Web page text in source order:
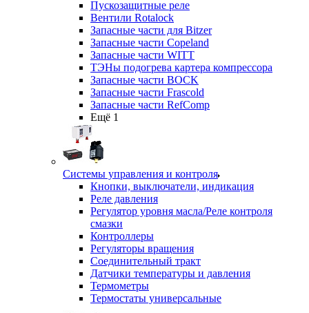
Пускозащитные реле
Вентили Rotalock
Запасные части для Bitzer
Запасные части Copeland
Запасные части WITT
ТЭНы подогрева картера компрессора
Запасные части BOCK
Запасные части Frascold
Запасные части RefComp
Ещё 1
Системы управления и контроля
Кнопки, выключатели, индикация
Реле давления
Регулятор уровня масла/Реле контроля
смазки
Контроллеры
Регуляторы вращения
Соединительный тракт
Датчики температуры и давления
Термометры
Термостаты универсальные